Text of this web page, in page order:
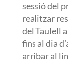
sessió del
realitzar
del Taulell
fins al dia
arribar al